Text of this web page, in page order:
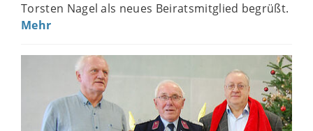
Torsten Nagel als neues Beiratsmitglied begrüßt.
Mehr